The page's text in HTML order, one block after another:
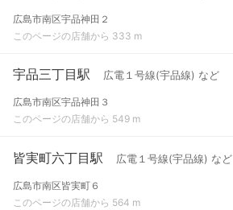
広島市南区宇品神田２
このページの店舗から 333 m
宇品三丁目駅 広電１号線(宇品線) など
広島市南区宇品神田３
このページの店舗から 549 m
皆実町六丁目駅 広電１号線(宇品線) など
広島市南区皆実町６
このページの店舗から 564 m